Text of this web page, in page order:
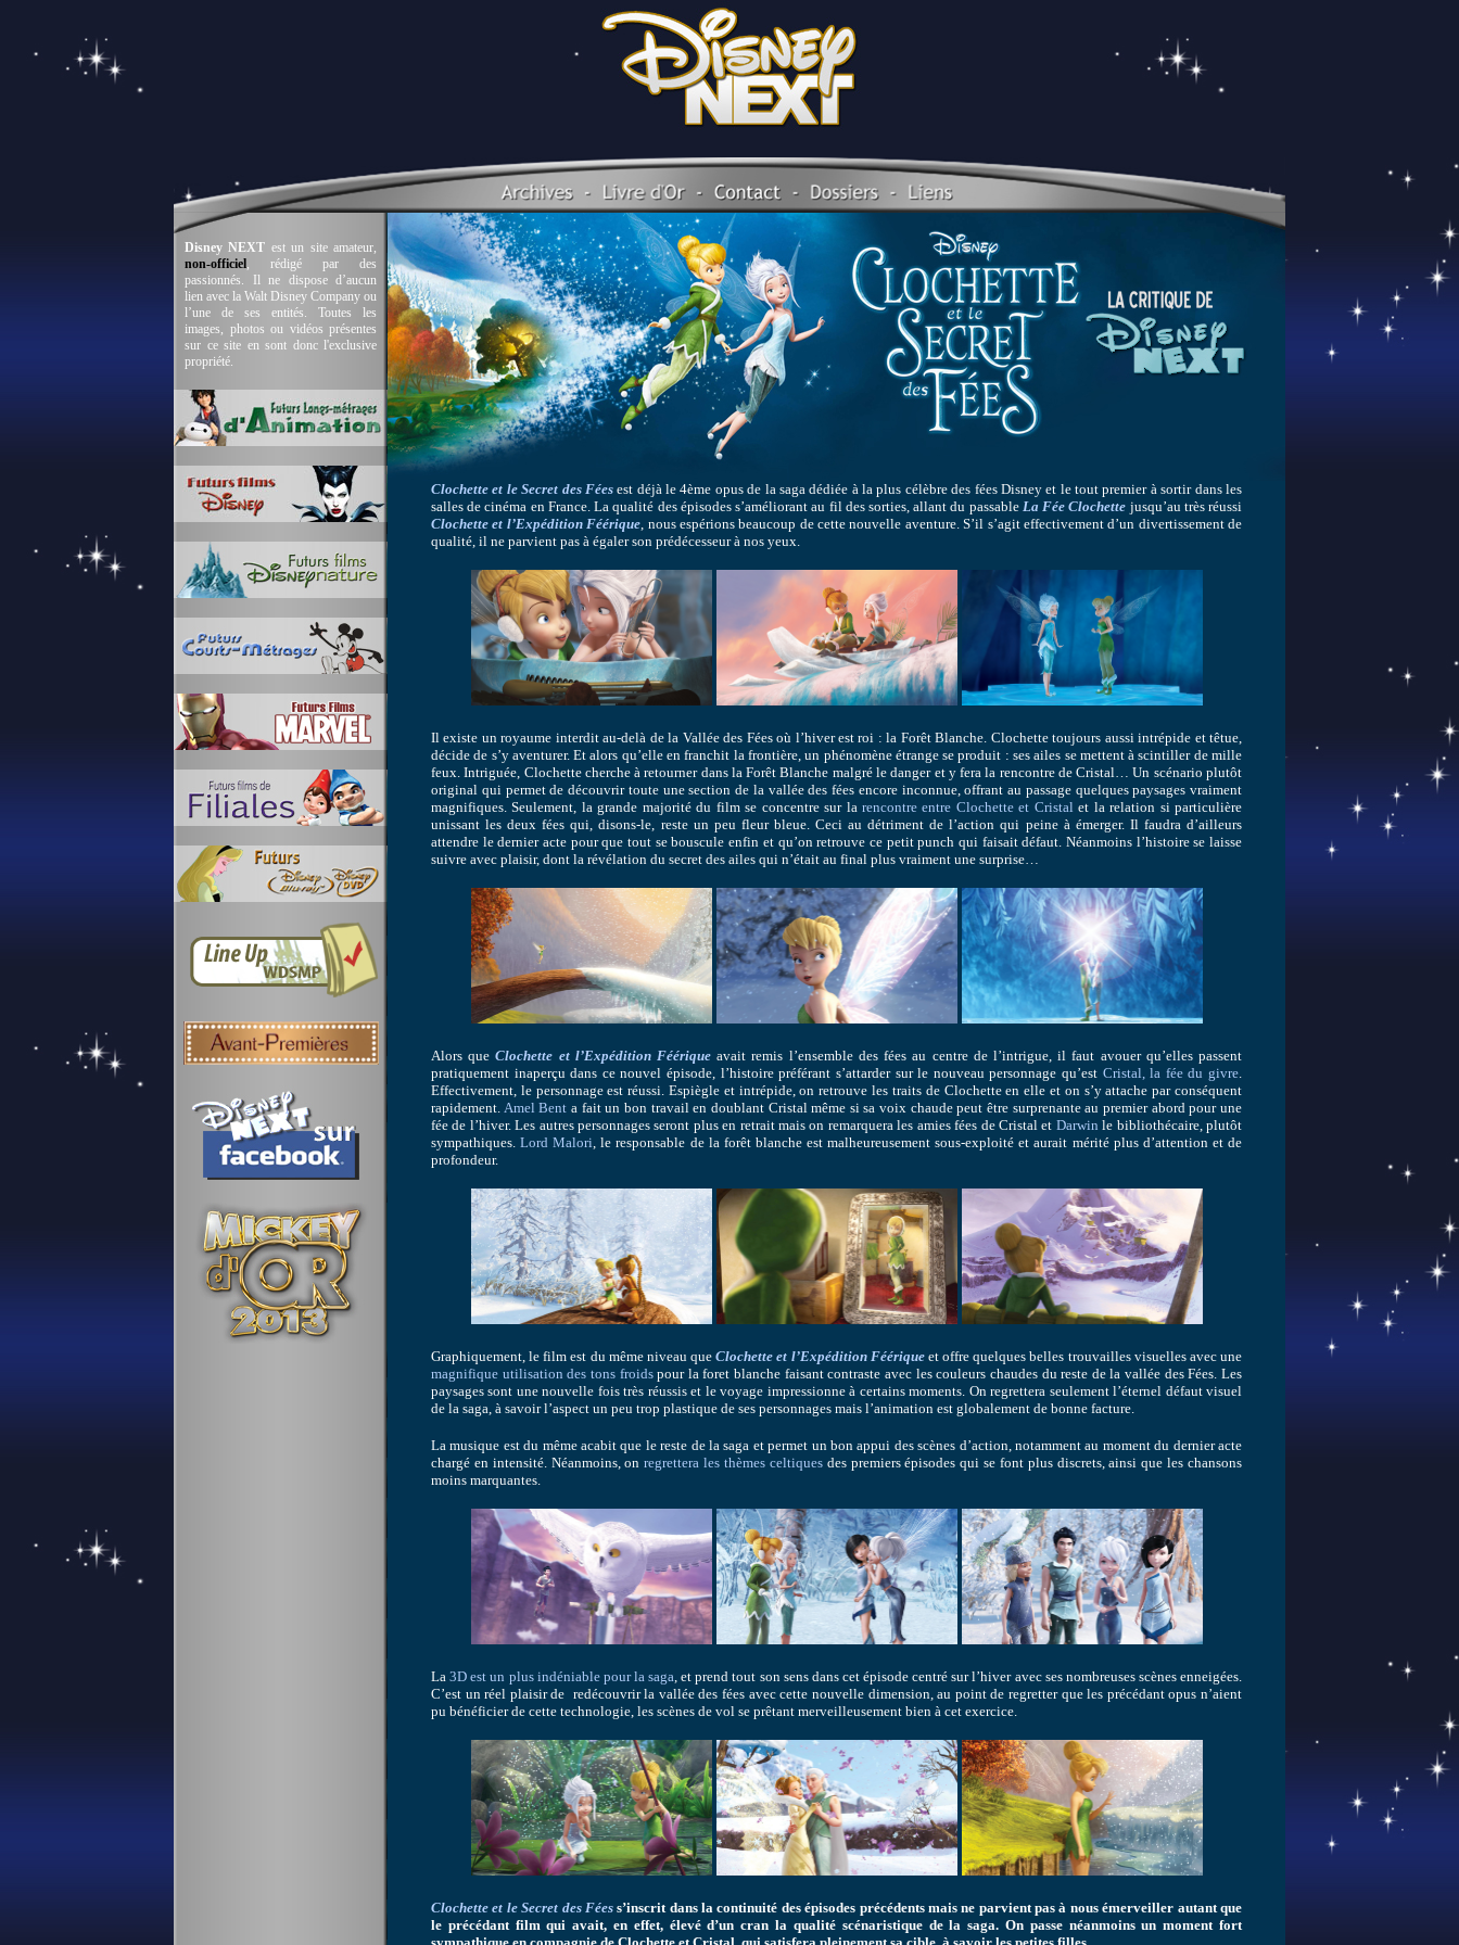
Disney NEXT est un site amateur,
non-officiel, rédigé par des
passionnés. Il ne dispose d’aucun
lien avec la Walt Disney Company ou
l’une de ses entités. Toutes les
images, photos ou vidéos présentes
sur ce site en sont donc l'exclusive
propriété.
Clochette et le Secret des Féesest déjà le 4ème opus de la saga dédiée à la plus célèbre des fées Disney et le tout premier à sortir dans les
salles de cinéma en France. La qualité des épisodes s’améliorant au fil des sorties, allant du passable La Fée Clochette jusqu’au très réussi
Clochette et l’Expédition Féérique, nous espérions beaucoup de cette nouvelle aventure. S’il s’agit effectivement d’un divertissement de
qualité, il ne parvient pas à égaler son prédécesseur à nos yeux.
Il existe un royaume interdit au-delà de la Vallée des Fées où l’hiver est roi : la Forêt Blanche. Clochette toujours aussi intrépide et têtue,
décide de s’y aventurer. Et alors qu’elle en franchit la frontière, un phénomène étrange se produit : ses ailes se mettent à scintiller de mille
feux. Intriguée, Clochette cherche à retourner dans la Forêt Blanche malgré le danger et y fera la rencontre de Cristal… Un scénario plutôt
original qui permet de découvrir toute une section de la vallée des fées encore inconnue, offrant au passage quelques paysages vraiment
magnifiques. Seulement, la grande majorité du film se concentre sur la rencontre entre Clochette et Cristal et la relation si particulière
unissant les deux fées qui, disons-le, reste un peu fleur bleue. Ceci au détriment de l’action qui peine à émerger. Il faudra d’ailleurs
attendre le dernier acte pour que tout se bouscule enfin et qu’on retrouve ce petit punch qui faisait défaut. Néanmoins l’histoire se laisse
suivre avec plaisir, dont la révélation du secret des ailes qui n’était au final plus vraiment une surprise…
Alors queClochette et l’Expédition Féérique avait remis l’ensemble des fées au centre de l’intrigue, il faut avouer qu’elles passent
pratiquement inaperçu dans ce nouvel épisode, l’histoire préférant s’attarder sur le nouveau personnage qu’est Cristal, la fée du givre.
Effectivement, le personnage est réussi. Espiègle et intrépide, on retrouve les traits de Clochette en elle et on s’y attache par conséquent
rapidement. Amel Bent a fait un bon travail en doublant Cristal même si sa voix chaude peut être surprenante au premier abord pour une
fée de l’hiver. Les autres personnages seront plus en retrait mais on remarquera les amies fées de Cristal et Darwin le bibliothécaire, plutôt
sympathiques.Lord Malori, le responsable de la forêt blanche est malheureusement sous-exploité et aurait mérité plus d’attention et de
profondeur.
Graphiquement, le film est du même niveau queClochette et l’Expédition Féériqueet offre quelques belles trouvailles visuelles avec une
magnifique utilisation des tons froidspour la foret blanche faisant contraste avec les couleurs chaudes du reste de la vallée des Fées. Les
paysages sont une nouvelle fois très réussis et le voyage impressionne à certains moments. On regrettera seulement l’éternel défaut visuel
de la saga, à savoir l’aspect un peu trop plastique de ses personnages mais l’animation est globalement de bonne facture.
La musique est du même acabit que le reste de la saga et permet un bon appui des scènes d’action, notamment au moment du dernier acte
chargé en intensité. Néanmoins, onregrettera les thèmes celtiquesdes premiers épisodes qui se font plus discrets, ainsi que les chansons
moins marquantes.
La3D est un plus indéniable pour la saga, et prend tout son sens dans cet épisode centré sur l’hiver avec ses nombreuses scènes enneigées.
C’est un réel plaisir de redécouvrir la vallée des fées avec cette nouvelle dimension, au point de regretter que les précédant opus n’aient
pu bénéficier de cette technologie, les scènes de vol se prêtant merveilleusement bien à cet exercice.
Clochette et le Secret des Féess’inscrit dans la continuité des épisodes précédents mais ne parvient pas à nous émerveiller autant que
le précédant film qui avait, en effet, élevé d’un cran la qualité scénaristique de la saga. On passe néanmoins un moment fort